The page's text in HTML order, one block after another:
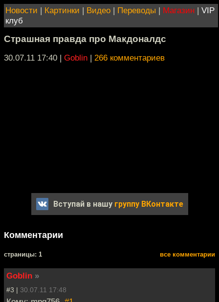
Новости | Картинки | Видео | Переводы | Магазин | VIP
клуб
Страшная правда про Макдоналдс
30.07.11 17:40 | Goblin | 266 комментариев
Вступай в нашу группу ВКонтакте
Комментарии
cтраницы: 1 все комментарии
Goblin »
#3 | 30.07.11 17:48